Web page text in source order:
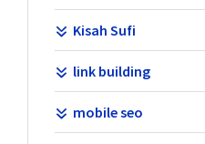
Kisah Sufi
link building
mobile seo